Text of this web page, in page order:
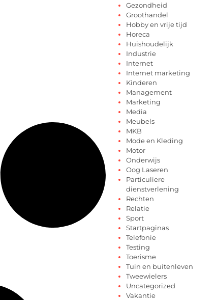
Gezondheid
Groothandel
Hobby en vrije tijd
Horeca
Huishoudelijk
Industrie
Internet
Internet marketing
Kinderen
Management
Marketing
Media
Meubels
MKB
Mode en Kleding
Motor
Onderwijs
Oog Laseren
Particuliere
dienstverlening
Rechten
Relatie
Sport
Startpaginas
Telefonie
Testing
Toerisme
Tuin en buitenleven
Tweewielers
Uncategorized
Vakantie